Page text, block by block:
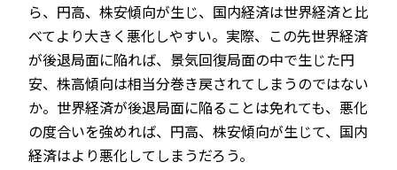
ら、円高、株安傾向が生じ、国内経済は世界経済と比
べてより大きく悪化しやすい。実際、この先世界経済
が後退局面に陥れば、景気回復局面の中で生じた円
安、株高傾向は相当分巻き戻されてしまうのではない
か。世界経済が後退局面に陥ることは免れても、悪化
の度合いを強めれば、円高、株安傾向が生じて、国内
経済はより悪化してしまうだろう。